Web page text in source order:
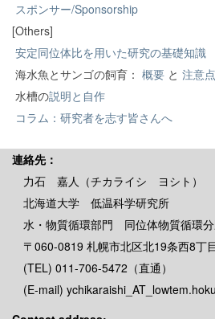
スポンサー/Sponsorship
[Others]
安定同位体比を用いた研究の基礎知識
海水魚とサンゴの飼育： 概要 と 注意点
水槽の説明と自作
コラム：研究者を志す皆さんへ
連絡先：
力石 嘉人（チカライシ ヨシト）
北海道大学 低温科学研究所
水・物質循環部門 同位体物質循環
〒060-0819 札幌市北区北19条西8丁
(TEL) 011-706-5472（直通）
(E-mail)